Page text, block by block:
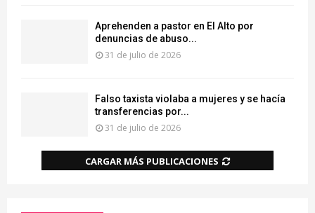
Aprehenden a pastor en El Alto por
denuncias de abuso...
31 de julio de 2026
Falso taxista violaba a mujeres y se hacía
transferencias por...
31 de julio de 2026
CARGAR MÁS PUBLICACIONES